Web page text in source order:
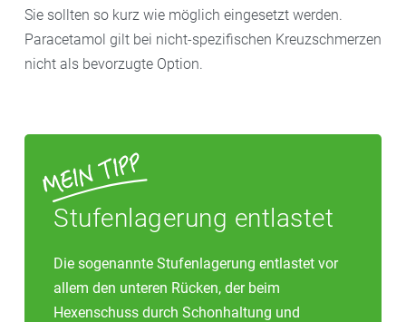
Sie sollten so kurz wie möglich eingesetzt werden.
Paracetamol gilt bei nicht-spezifischen Kreuzschmerzen
nicht als bevorzugte Option.
Stufenlagerung entlastet
Die sogenannte Stufenlagerung entlastet vor
allem den unteren Rücken, der beim
Hexenschuss durch Schonhaltung und